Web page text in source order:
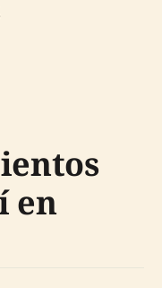
en